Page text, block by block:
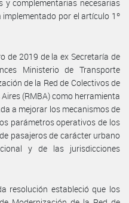
complementarias necesarias
por el artículo 1º
de 2019 de la ex Secretaría de
Ministerio de Transporte
de la Red de Colectivos de
(RMBA) como herramienta
a mejorar los mecanismos de
parámetros operativos de los
pasajeros de carácter urbano
y de las jurisdicciones
resolución estableció que los